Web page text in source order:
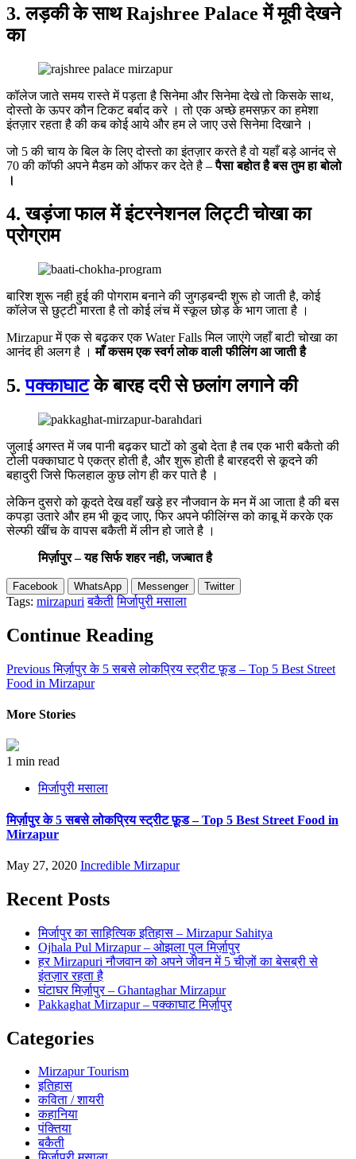
3.लड़की के साथ Rajshree Palace में मूवी देखने
का
कॉलेज जाते समय रास्ते में पड़ता है सिनेमा और सिनेमा देखे तो किसके साथ,
दोस्तो के ऊपर कौन टिकट बर्बाद करे । तो एक अच्छे हमसफ़र का हमेशा
इंतज़ार रहता है की कब कोई आये और हम ले जाए उसे सिनेमा दिखाने ।
जो 5 की चाय के बिल के लिए दोस्तो का इंतज़ार करते है वो यहाँ बड़े आनंद से
70 की कॉफी अपने मैडम को ऑफर कर देते है –पैसा बहोत है बस तुम हा बोलो
।
4.खड़ंजा फाल में इंटरनेशनल लिट्टी चोखा का
प्रोग्राम
बारिश शुरू नही हुई की पोगराम बनाने की जुगड़बन्दी शुरू हो जाती है, कोई
कॉलेज से छुट्टी मारता है तो कोई लंच में स्कूल छोड़ के भाग जाता है ।
Mirzapur में एक से बढ़कर एक Water Falls मिल जाएंगे जहाँ बाटी चोखा का
आनंद ही अलग है ।माँ कसम एक स्वर्ग लोक वाली फीलिंग आ जाती है
5.पक्काघाटके बारह दरी से छलांग लगाने की
जुलाई अगस्त में जब पानी बढ़कर घाटों को डुबो देता है तब एक भारी बकैतो की
टोली पक्काघाट पे एकत्र होती है, और शुरू होती है बारहदरी से कूदने की
बहादुरी जिसे फिलहाल कुछ लोग ही कर पाते है ।
लेकिन दुसरो को कूदते देख वहाँ खड़े हर नौजवान के मन में आ जाता है की बस
कपड़ा उतारे और हम भी कूद जाए, फिर अपने फीलिंग्स को काबू में करके एक
सेल्फी खींच के वापस बकैती में लीन हो जाते है ।
मिर्ज़ापुर – यह सिर्फ शहर नही, जज्बात है
Facebook WhatsApp Messenger Twitter
Tags: mirzapuri बकैती मिर्जापुरी मसाला
Continue Reading
Previousमिर्ज़ापुर के 5 सबसे लोकप्रिय स्ट्रीट फ़ूड – Top 5 Best Street
Food in Mirzapur
More Stories
1 min read
मिर्जापुरी मसाला
मिर्ज़ापुर के 5 सबसे लोकप्रिय स्ट्रीट फ़ूड – Top 5 Best Street Food in
Mirzapur
May 27, 2020 Incredible Mirzapur
Recent Posts
मिर्जापुर का साहित्यिक इतिहास – Mirzapur Sahitya
Ojhala Pul Mirzapur – ओझला पुल मिर्ज़ापुर
हर Mirzapuri नौजवान को अपने जीवन में 5 चीज़ों का बेसब्री से
इंतज़ार रहता है
घंटाघर मिर्ज़ापुर – Ghantaghar Mirzapur
Pakkaghat Mirzapur – पक्काघाट मिर्ज़ापुर
Categories
Mirzapur Tourism
इतिहास
कविता / शायरी
कहानिया
पंक्तिया
बकैती